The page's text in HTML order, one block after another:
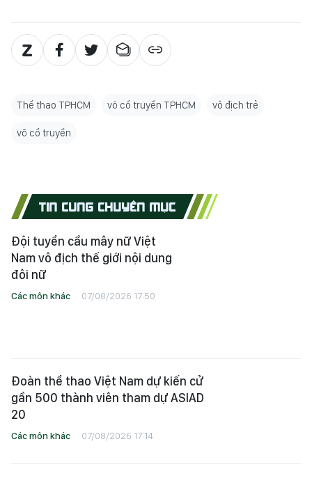
Thể thao TPHCM võ cổ truyền TPHCM vô địch trẻ
võ cổ truyền
TIN CÙNG CHUYÊN MỤC
Đội tuyển cầu mây nữ Việt
Nam vô địch thế giới nội dung
đôi nữ
Các môn khác 07/08/2026 17:50
Đoàn thể thao Việt Nam dự kiến cử
gần 500 thành viên tham dự ASIAD
20
Các môn khác 07/08/2026 17:14